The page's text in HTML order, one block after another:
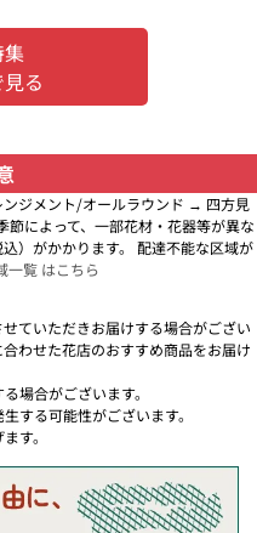
る
ジメント/オールラウンド → 四方見
節によって、一部花材・花器等が異な
）がかかります。 配達不能な区域が
一覧 はこちら
ていただきお届けする場合がござい
わせた花店のおすすめ商品をお届け
場合がございます。
する可能性がございます。
す。